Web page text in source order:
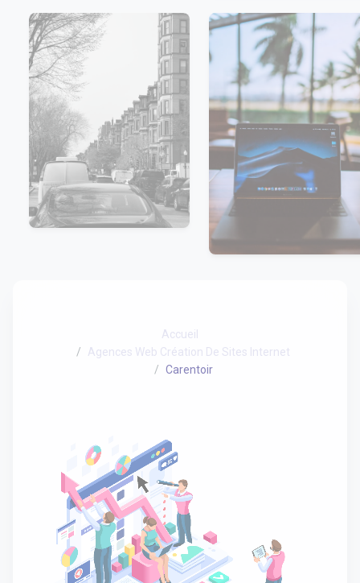
Accueil
Agences Web Création De Sites Internet
Carentoir